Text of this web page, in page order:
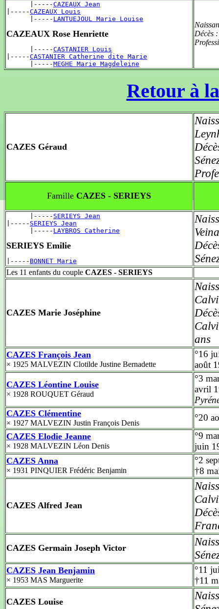
      |-----
CAZEAUX Jean
|-----CAZEAUX Louis
      |-----
LANTUEJOUL Marie Louise
CAZEAUX Rose Henriette
      |-----
CASTANIER Louis
|-----CASTANIER Catherine dite Marie
      |-----
MEGHE Marie Magdeleine
Décès
Retour à
CAZES Géraud
Famille CAZES - SERIEYS
      |-----
SERIEYS Jean
|----- SERIEYS Jean
      |-----
LAYBROS Catherine
SERIEYS Emilie
|----- BONNET Marie
Les 11 enfants du couple CAZES - SERIEYS
CAZES Marie Joséphine
ans
CAZES François Jean
× 1925 MALVEZIN Clotilde Justine Bernadette
°16
août
CAZES Léontine Louise
× 1928 ROUQUET Géraud
°3
avril
CAZES Clémentine
× 1927 MALVEZIN Justin François Denis
°20
CAZES Elodie Jeanne
× 1928 MALVEZIN Léon Denis
°9
juin
CAZES Anna
× 1931 PINQUIER Frédéric Benjamin
°2
†8
CAZES Alfred Jean
CAZES Germain Joseph Victor
CAZES Jean Benjamin
× 1953 MAS Marguerite
°11
†11
CAZES Louise